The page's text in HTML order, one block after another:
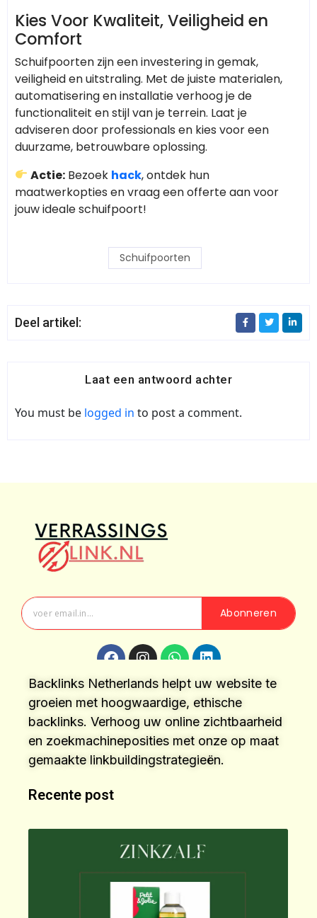
Kies Voor Kwaliteit, Veiligheid en
Comfort
Schuifpoorten zijn een investering in gemak,
veiligheid en uitstraling. Met de juiste materialen,
automatisering en installatie verhoog je de
functionaliteit en stijl van je terrein. Laat je
adviseren door professionals en kies voor een
duurzame, betrouwbare oplossing.
Actie: Bezoek hack, ontdek hun
maatwerkopties en vraag een offerte aan voor
jouw ideale schuifpoort!
Schuifpoorten
Deel artikel:
Laat een antwoord achter
You must be logged in to post a comment.
Abonneren
Backlinks Netherlands helpt uw website te
groeien met hoogwaardige, ethische
backlinks. Verhoog uw online zichtbaarheid
en zoekmachineposities met onze op maat
gemaakte linkbuildingstrategieën.
Recente post